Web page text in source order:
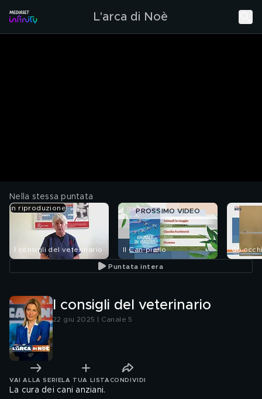
L'arca di Noè
Nella stessa puntata
in riproduzione
I consigli del veterinario Il Can-piello
PROSSIMO VIDEO
Gli
Puntata intera
I consigli del veterinario
22 giu 2025 | Canale 5
VAI ALLA SERIE LA TUA LISTA CONDIVIDI
La cura dei cani anziani.